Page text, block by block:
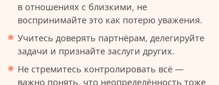
в отношениях с близкими, не
воспринимайте это как потерю уважения.
Учитесь доверять партнёрам, делегируйте
задачи и признайте заслуги других.
Не стремитесь контролировать всё —
важно понять, что неопределённость тоже